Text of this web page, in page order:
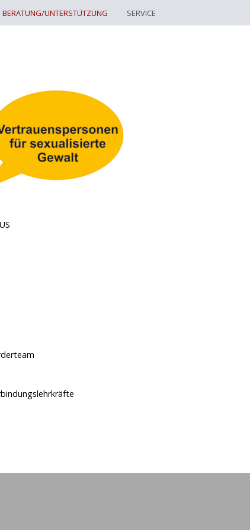
BERATUNG/UNTERSTÜTZUNG SERVICE